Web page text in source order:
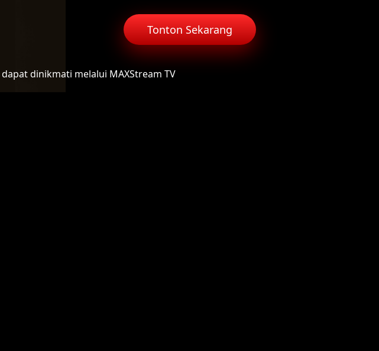
Tonton Sekarang
dapat dinikmati melalui MAXStream TV